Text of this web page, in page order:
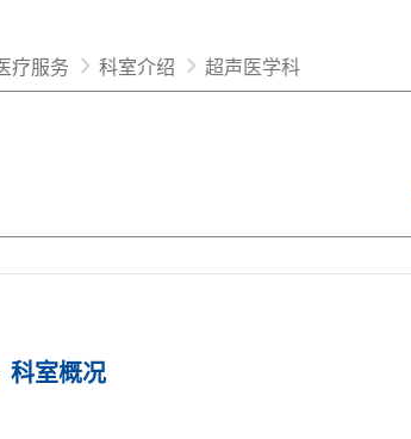
疗服务 科室介绍 超声医学科
科室概况